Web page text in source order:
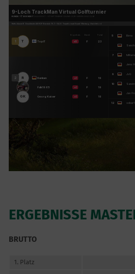
ERGEBNISSE
BRUTTO
1. Platz